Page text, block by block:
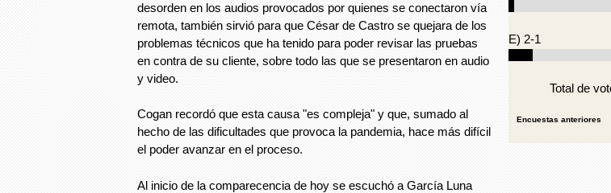
desorden en los audios provocados por quienes se conectaron vía
remota, también sirvió para que César de Castro se quejara de los
problemas técnicos que ha tenido para poder revisar las pruebas
en contra de su cliente, sobre todo las que se presentaron en audio
y video.
Cogan recordó que esta causa "es compleja" y que, sumado al
hecho de las dificultades que provoca la pandemia, hace más difícil
el poder avanzar en el proceso.
Al inicio de la comparecencia de hoy se escuchó a García Luna
E) 2-1
Total de
Encuestas anteriores